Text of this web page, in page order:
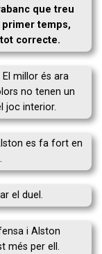
que treu
temps,
correcte.
millor és ara
no tenen un
joc interior.
es fa fort en
el duel.
i Alston
més per ell.